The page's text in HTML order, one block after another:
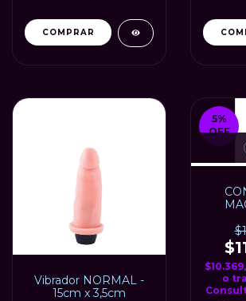
Vibrador NORMAL -
15cm x 3,5cm
5%
OFF
o